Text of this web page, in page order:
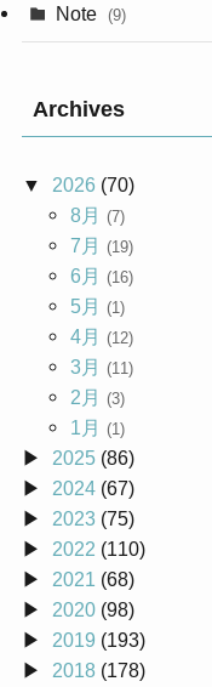
Note (9)
Archives
2026 (70)
8月 (7)
7月 (19)
6月 (16)
5月 (1)
4月 (12)
3月 (11)
2月 (3)
1月 (1)
2025(86)
2024(67)
2023(75)
2022 (110)
2021 (68)
2020(98)
2019 (193)
2018(178)